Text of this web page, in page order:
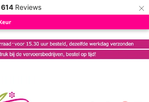
614 Reviews ×